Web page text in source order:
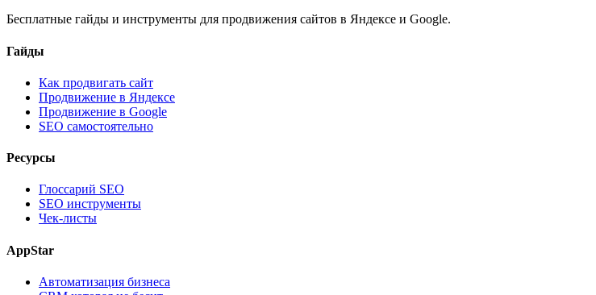
Бесплатные гайды и инструменты для продвижения сайтов в Яндексе и Google.
Гайды
Как продвигать сайт
Продвижение в Яндексе
Продвижение в Google
SEO самостоятельно
Ресурсы
Глоссарий SEO
SEO инструменты
Чек-листы
AppStar
Автоматизация бизнеса